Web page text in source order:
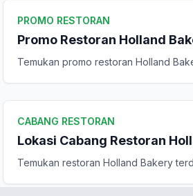
PROMO RESTORAN
Promo Restoran Holland
Temukan promo restoran Holland
CABANG RESTORAN
Lokasi Cabang Restoran
Temukan restoran Holland Bakery